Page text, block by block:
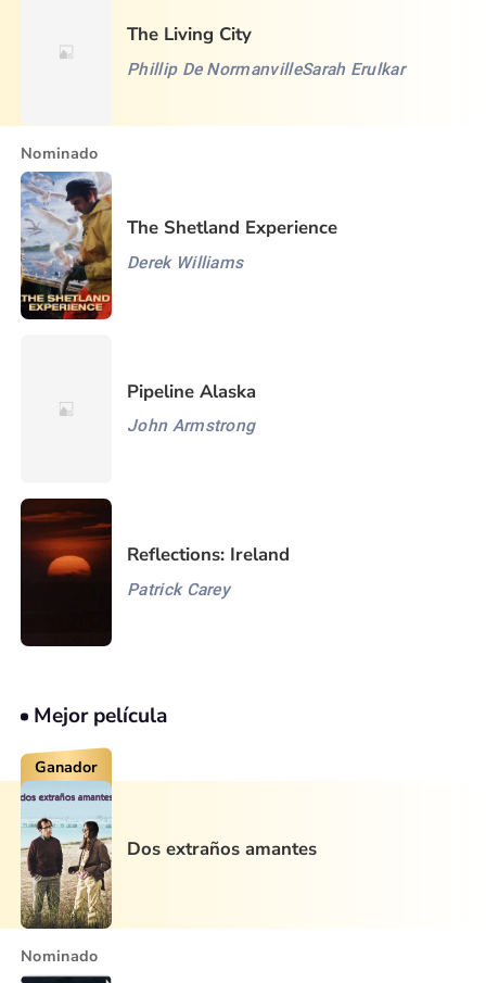
The Living City
Phillip De NormanvilleSarah Erulkar
Nominado
The Shetland Experience
Derek Williams
Pipeline Alaska
John Armstrong
Reflections: Ireland
Patrick Carey
Mejor película
Ganador
Dos extraños amantes
Nominado